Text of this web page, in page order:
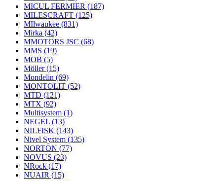
MICUL FERMIER (187)
MILESCRAFT (125)
MIlwaukee (831)
Mirka (42)
MMOTORS JSC (68)
MMS (19)
MOB (5)
Möller(15)
Mondelin (69)
MONTOLIT (52)
MTD (121)
MTX (92)
Multisystem (1)
NEGEL (13)
NILFISK (143)
Nivel System (135)
NORTON (77)
NOVUS (23)
NRock (17)
NUAIR (15)